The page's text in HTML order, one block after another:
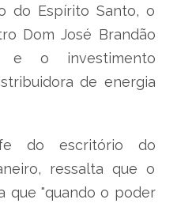
do Espírito Santo, o
Dom José Brandão
e o investimento
de energia
do escritório do
ressalta que o
que "quando o poder